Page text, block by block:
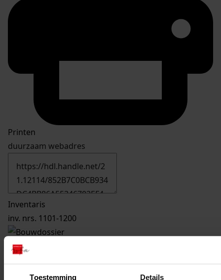
Toestemming Details
Printen
duurzaam webadres
Inventaris
inv. nrs. 1101-1200
1125